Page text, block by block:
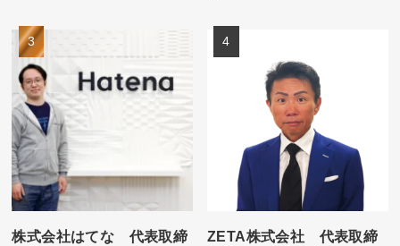
株式会社はてな 代表取締
ZETA株式会社 代表取締